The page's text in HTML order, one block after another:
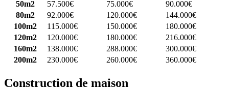
50m2
57.500€ 75.000€
90.000€
80m2
92.000€ 120.000€
144.000€
100m2
115.000€ 150.000€
180.000€
120m2
120.000€ 180.000€
216.000€
160m2
138.000€ 288.000€
300.000€
200m2
230.000€ 260.000€ 360.000€
Construction de maison